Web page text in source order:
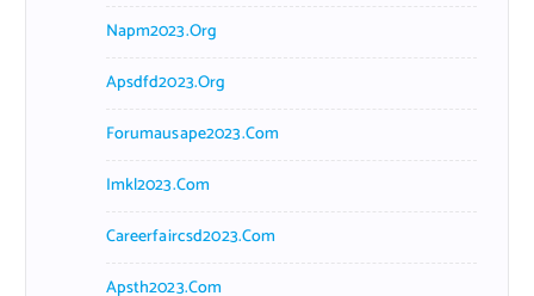
Napm2023.org
Apsdfd2023.org
Forumausape2023.com
Imkl2023.com
Careerfaircsd2023.com
Apsth2023.com